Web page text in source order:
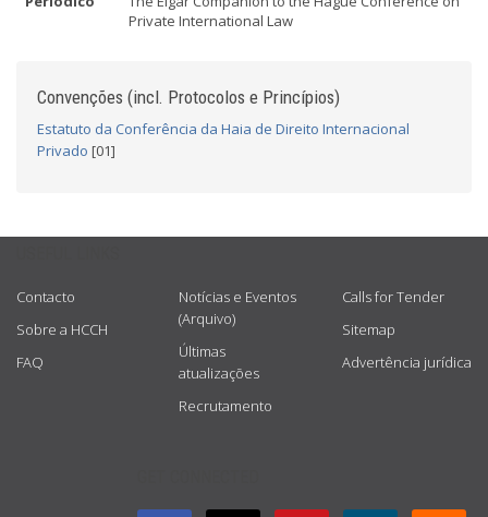
Private International Law
Convenções (incl. Protocolos e Princípios)
Estatuto da Conferência da Haia de Direito Internacional
Privado [01]
Contacto
Sobre a HCCH
FAQ
Notícias e Eventos
(Arquivo)
Últimas
atualizações
Recrutamento
Calls for Tender
Sitemap
Advertência jurídica